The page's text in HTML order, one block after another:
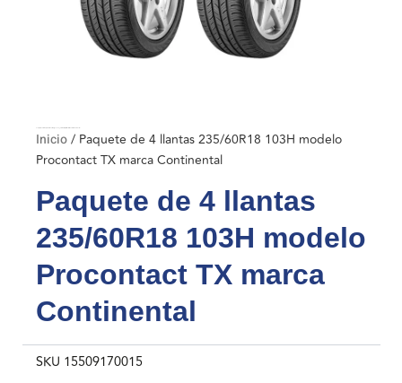
Inicio/ Paquete de 4 llantas 235/60R18 103H modelo
Procontact TX marca Continental
Paquete de 4 llantas
235/60R18 103H modelo
Procontact TX marca
Continental
SKU 15509170015